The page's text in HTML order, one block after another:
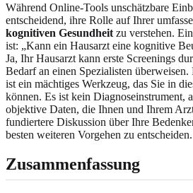
Während Online-Tools unschätzbare
entscheidend, ihre Rolle auf Ihrer
kognitiven Gesundheit zu verstehen.
ist: „Kann ein Hausarzt eine kognitive
Ja, Ihr Hausarzt kann erste Screenings
Bedarf an einen Spezialisten
ist ein mächtiges Werkzeug, das Sie in
können. Es ist kein Diagnoseinstrument,
objektive Daten, die Ihnen und Ihrem
fundiertere Diskussion über Ihre
besten weiteren Vorgehen zu entscheiden.
Zusammenfassung